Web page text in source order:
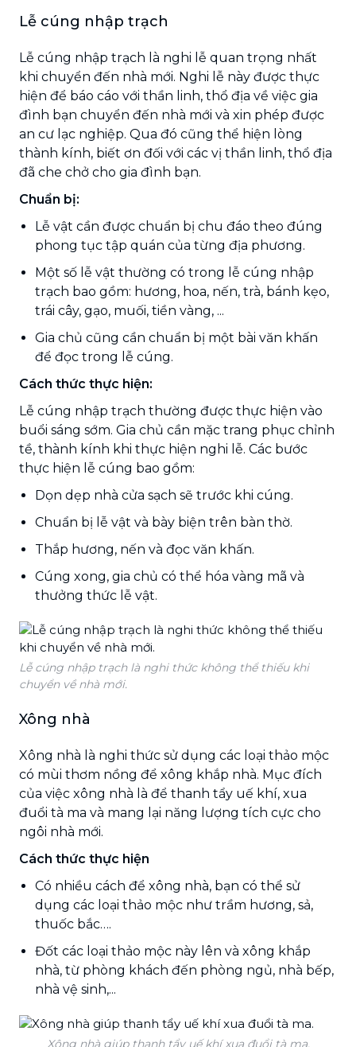
Lễ cúng nhập trạch
Lễ cúng nhập trạch là nghi lễ quan trọng nhất
khi chuyển đến nhà mới. Nghi lễ này được thực
hiện để báo cáo với thần linh, thổ địa về việc gia
đình bạn chuyển đến nhà mới và xin phép được
an cư lạc nghiệp. Qua đó cũng thể hiện lòng
thành kính, biết ơn đối với các vị thần linh, thổ địa
đã che chở cho gia đình bạn.
Chuẩn bị:
Lễ vật cần được chuẩn bị chu đáo theo đúng
phong tục tập quán của từng địa phương.
Một số lễ vật thường có trong lễ cúng nhập
trạch bao gồm: hương, hoa, nến, trà, bánh kẹo,
trái cây, gạo, muối, tiền vàng, ...
Gia chủ cũng cần chuẩn bị một bài văn khấn
để đọc trong lễ cúng.
Cách thức thực hiện:
Lễ cúng nhập trạch thường được thực hiện vào
buổi sáng sớm. Gia chủ cần mặc trang phục chỉnh
tề, thành kính khi thực hiện nghi lễ. Các bước
thực hiện lễ cúng bao gồm:
Dọn dẹp nhà cửa sạch sẽ trước khi cúng.
Chuẩn bị lễ vật và bày biện trên bàn thờ.
Thắp hương, nến và đọc văn khấn.
Cúng xong, gia chủ có thể hóa vàng mã và
thưởng thức lễ vật.
Lễ cúng nhập trạch là nghi thức không thể thiếu khi
chuyển về nhà mới.
Xông nhà
Xông nhà là nghi thức sử dụng các loại thảo mộc
có mùi thơm nồng để xông khắp nhà. Mục đích
của việc xông nhà là để thanh tẩy uế khí, xua
đuổi tà ma và mang lại năng lượng tích cực cho
ngôi nhà mới.
Cách thức thực hiện
Có nhiều cách để xông nhà, bạn có thể sử
dụng các loại thảo mộc như trầm hương, sả,
thuốc bắc….
Đốt các loại thảo mộc này lên và xông khắp
nhà, từ phòng khách đến phòng ngủ, nhà bếp,
nhà vệ sinh,...
Xông nhà giúp thanh tẩy uế khí xua đuổi tà ma.